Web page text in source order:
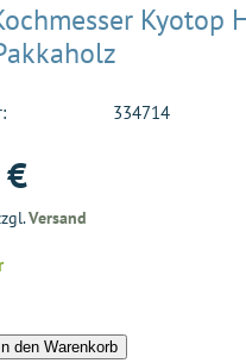
Kyotop
334714
Versand
In den Warenkorb